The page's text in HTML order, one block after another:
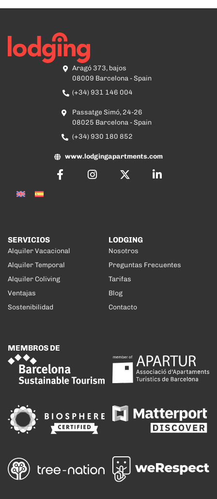
Aragó 373, bajos
08009 Barcelona - Spain
(+34) 931 146 004
Passatge Simó, 24-26
08025 Barcelona - Spain
(+34) 930 180 852
www.lodgingapartments.com
SERVICIOS
Alquiler Vacacional
Alquiler Temporal
Alquiler Coliving
Ventajas
Sostenibilidad
LODGING
Nosotros
Preguntas Frecuentes
Tarifas
Blog
Contacto
MEMBROS DE